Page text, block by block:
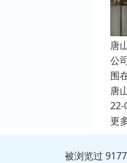
唐
公
围
唐
22-
更
被浏览过